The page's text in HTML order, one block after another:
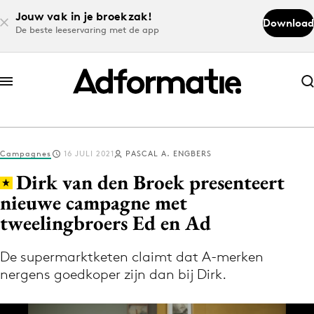
Jouw vak in je broekzak!
De beste leeservaring met de app
Download
Abonneer nu
Abonneer nu
Log in
Download de app
Volg het laatste nieuws via de Adformatie
Nieuws app
Campagnes 16 JULI 2021 PASCAL A. ENGBERS
Dirk van den Broek presenteert
nieuwe campagne met
tweelingbroers Ed en Ad
De supermarktketen claimt dat A-merken
nergens goedkoper zijn dan bij Dirk.